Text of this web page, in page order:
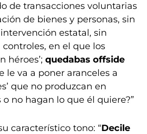
de transacciones voluntarias
de bienes y personas, sin
estatal, sin
en el que los
héroes’; quedabas offside
le va a poner aranceles a
que no produzcan en
o no hagan lo que él quiere?”
característico tono: “Decile